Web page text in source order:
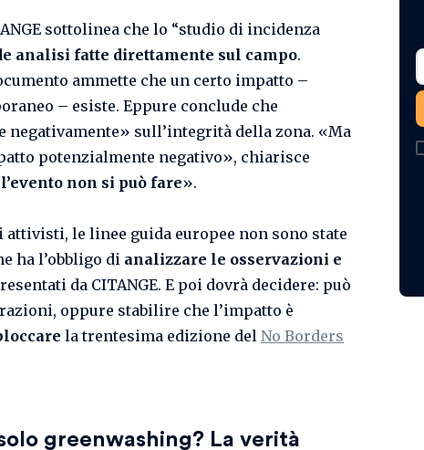
sottolinea che lo “studio di incidenza
analisi fatte direttamente sul campo.
ammette che un certo impatto –
– esiste. Eppure conclude che
negativamente» sull’integrità della zona. «Ma
potenzialmente negativo», chiarisce
l’evento non si può fare».
attivisti, le linee guida europee non sono state
ha l’obbligo di analizzare le osservazioni e
da CITANGE. E poi dovrà decidere: può
oppure stabilire che l’impatto è
la trentesima edizione del No Borders
greenwashing? La verità